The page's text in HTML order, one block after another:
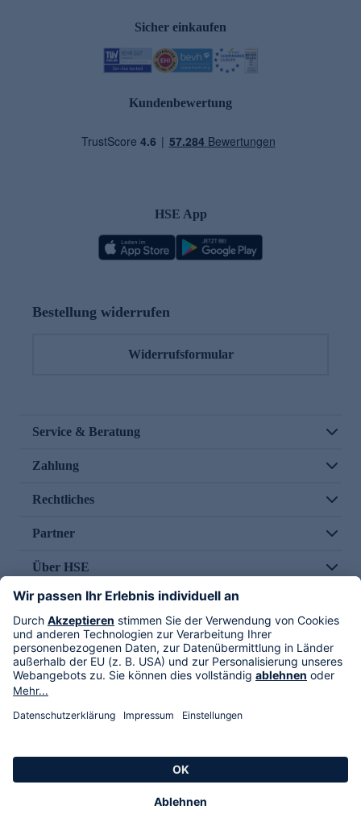
Sicher einkaufen
Kundenbewertung
HSE App
Bestellung widerrufen
Widerrufsformular
Service & Beratung
Zahlung
Rechtliches
Partner
Über HSE
Im TV
HSE International